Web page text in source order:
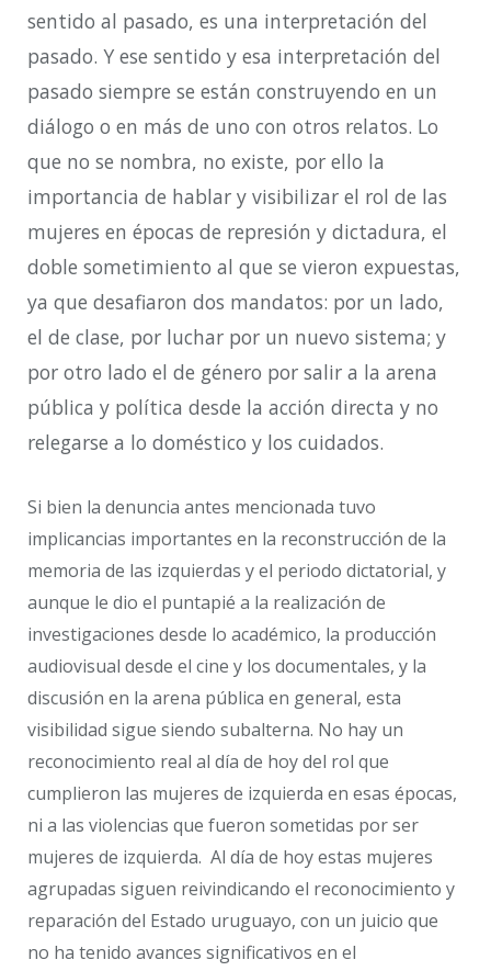
sentido al pasado, es una interpretación del
pasado. Y ese sentido y esa interpretación del
pasado siempre se están construyendo en un
diálogo o en más de uno con otros relatos. Lo
que no se nombra, no existe, por ello la
importancia de hablar y visibilizar el rol de las
mujeres en épocas de represión y dictadura, el
doble sometimiento al que se vieron expuestas,
ya que desafiaron dos mandatos: por un lado,
el de clase, por luchar por un nuevo sistema; y
por otro lado el de género por salir a la arena
pública y política desde la acción directa y no
relegarse a lo doméstico y los cuidados.
​Si bien la denuncia antes mencionada tuvo
implicancias importantes en la reconstrucción de la
memoria de las izquierdas y el periodo dictatorial, y
aunque le dio el puntapié a la realización de
investigaciones desde lo académico, la producción
audiovisual desde el cine y los documentales, y la
discusión en la arena pública en general, esta
visibilidad sigue siendo subalterna. No hay un
reconocimiento real al día de hoy del rol que
cumplieron las mujeres de izquierda en esas épocas,
ni a las violencias que fueron sometidas por ser
mujeres de izquierda. Al día de hoy estas mujeres
agrupadas siguen reivindicando el reconocimiento y
reparación del Estado uruguayo, con un juicio que
no ha tenido avances significativos en el